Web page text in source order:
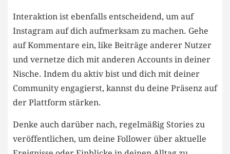
Interaktion ist ebenfalls entscheidend, um‌ auf
Instagram ‍auf dich aufmerksam zu machen. Gehe
auf Kommentare ⁤ein, ⁣like Beiträge anderer Nutzer
und⁢ vernetze dich mit anderen ⁣Accounts in deiner
Nische. Indem du aktiv bist und dich mit​ deiner
Community engagierst,⁣ kannst⁣ du deine Präsenz auf
der Plattform stärken.
Denke auch darüber nach, regelmäßig Stories zu
veröffentlichen, um deine Follower über aktuelle